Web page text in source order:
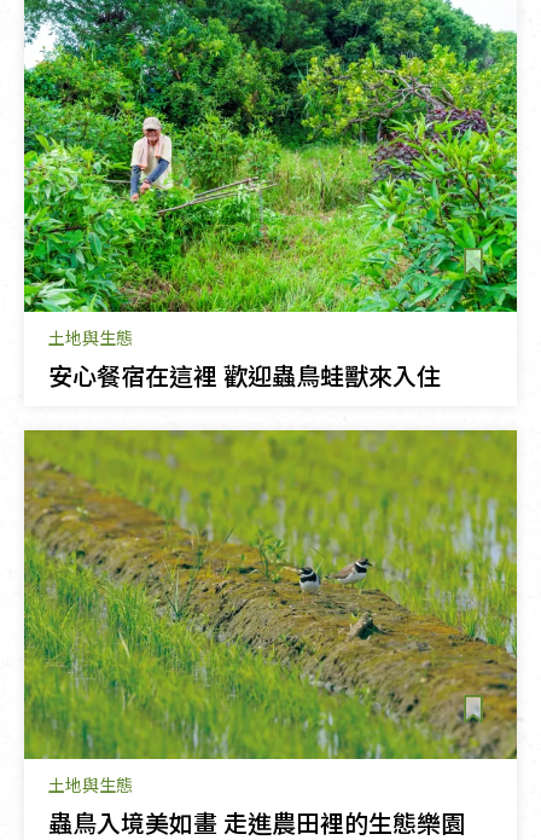
土地與生態
安心餐宿在這裡 歡迎蟲鳥蛙獸來入住
土地與生態
蟲鳥入境美如畫 走進農田裡的生態樂園